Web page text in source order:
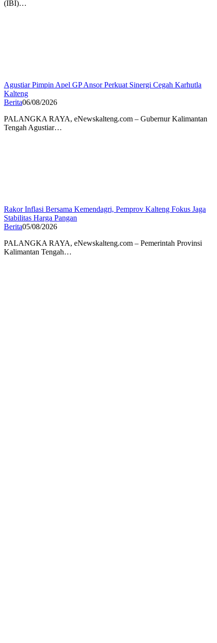
(IBI)…
Agustiar Pimpin Apel GP Ansor Perkuat Sinergi Cegah Karhutla
Kalteng
Berita06/08/2026
PALANGKA RAYA, eNewskalteng.com – Gubernur Kalimantan
Tengah Agustiar…
Rakor Inflasi Bersama Kemendagri, Pemprov Kalteng Fokus Jaga
Stabilitas Harga Pangan
Berita05/08/2026
PALANGKA RAYA, eNewskalteng.com – Pemerintah Provinsi
Kalimantan Tengah…